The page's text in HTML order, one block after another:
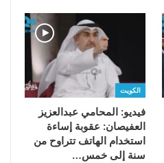
الكويت
فيديو: المحامي عبدالعزيز
العفيصان: عقوبة إساءة
استخدام الهاتف تتراوح من
سنة إلى خمس…